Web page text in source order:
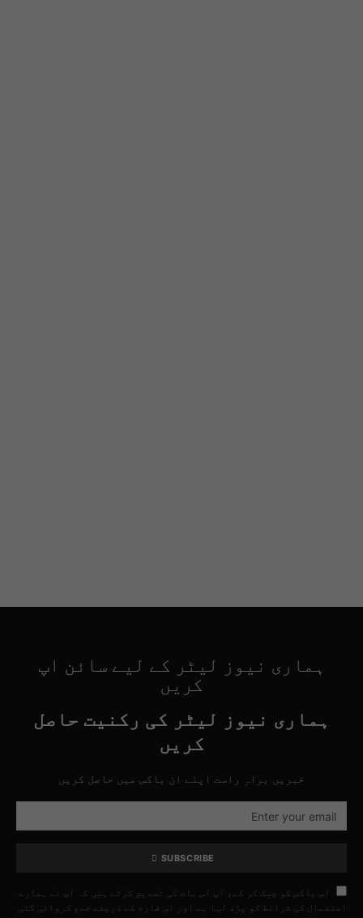
ہماری نیوز لیٹر کے لیے سائن اپ
کریں
ہماری نیوز لیٹر کی رکنیت حاصل
کریں
خبریں براہِ راست اپنے ان باکس میں حاصل کریں
SUBSCRIBE
اس باکس کو چیک کر کے، آپ اس بات کی تصدیق کرتے ہیں کہ آپ نے ہمارے
استعمال کی شرائط کو پڑھ لیا ہے اور اس فارم کے ذریعے جمع کروائی گئی